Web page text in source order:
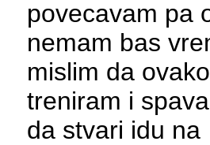
povecavam pa
nemam bas
mislim da
treniram i
da stvari idu